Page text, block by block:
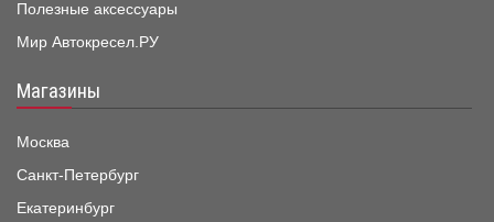
Полезные аксессуары
Мир Автокресел.РУ
Магазины
Москва
Санкт-Петербург
Екатеринбург